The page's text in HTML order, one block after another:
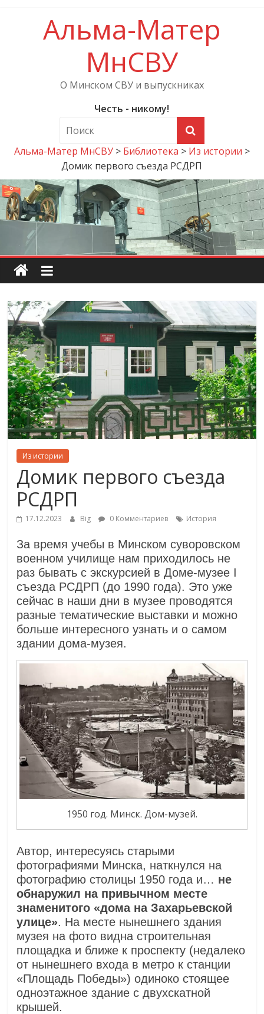
Альма-Матер
МнСВУ
О Минском СВУ и выпускниках
Честь - никому!
Альма-Матер МнСВУ> Библиотека > Из истории >
Домик первого съезда РСДРП
Из истории
Домик первого съезда
РСДРП
17.12.2023 Big 0 Комментариев История
За время учебы в Минском суворовском
военном училище нам приходилось не
раз бывать с экскурсией в Доме-музее I
съезда РСДРП (до 1990 года). Это уже
сейчас в наши дни в музее проводятся
разные тематические выставки и можно
больше интересного узнать и о самом
здании дома-музея.
1950 год. Минск. Дом-музей.
Автор, интересуясь старыми
фотографиями Минска, наткнулся на
фотографию столицы 1950 года и… не
обнаружил на привычном месте
знаменитого «дома на Захарьевской
улице». На месте нынешнего здания
музея на фото видна строительная
площадка и ближе к проспекту (недалеко
от нынешнего входа в метро к станции
«Площадь Победы») одиноко стоящее
одноэтажное здание с двухскатной
крышей.